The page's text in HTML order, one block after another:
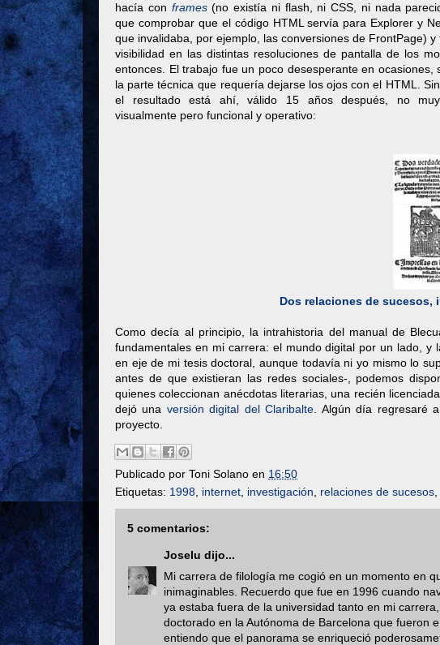
hacía con frames(no existía ni flash, ni CSS, ni nada
que comprobar que el código HTML servía para Explorer y
que invalidaba, por ejemplo, las conversiones de FrontPage) y
visibilidad en las distintas resoluciones de pantalla de los
entonces. El trabajo fue un poco desesperante en ocasiones,
la parte técnica que requería dejarse los ojos con el HTML.
el resultado está ahí, válido 15 años después, no
visualmente pero funcional y operativo:
Dos relaciones de sucesos,
Como decía al principio, la intrahistoria del manual de
fundamentales en mi carrera: el mundo digital por un lado,
en eje de mi tesis doctoral, aunque todavía ni yo mismo lo
antes de que existieran las redes sociales-, podemos
quienes coleccionan anécdotas literarias, una recién
dejó una versión digital del Claribalte . Algún día regresaré
proyecto.
Publicado por Toni Solano en 16:50
Etiquetas: 1998 internet investigación relaciones de sucesos
5 comentarios:
Joselu dijo...
Mi carrera de filología me cogió en un momento en
inimaginables. Recuerdo que fue en 1996 cuando
ya estaba fuera de la universidad tanto en mi
doctorado en la Autónoma de Barcelona que fueron
entiendo que el panorama se enriqueció